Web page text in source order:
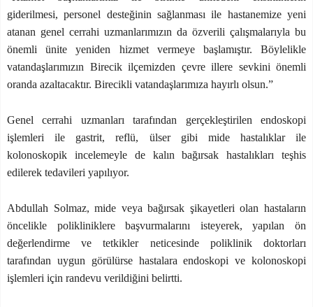
giderilmesi, personel desteğinin sağlanması ile hastanemize yeni
atanan genel cerrahi uzmanlarımızın da özverili çalışmalarıyla bu
önemli ünite yeniden hizmet vermeye başlamıştır. Böylelikle
vatandaşlarımızın Birecik ilçemizden çevre illere sevkini önemli
oranda azaltacaktır. Birecikli vatandaşlarımıza hayırlı olsun.”
Genel cerrahi uzmanları tarafından gerçekleştirilen endoskopi
işlemleri ile gastrit, reflü, ülser gibi mide hastalıklar ile
kolonoskopik incelemeyle de kalın bağırsak hastalıkları teşhis
edilerek tedavileri yapılıyor.
Abdullah Solmaz, mide veya bağırsak şikayetleri olan hastaların
öncelikle polikliniklere başvurmalarını isteyerek, yapılan ön
değerlendirme ve tetkikler neticesinde poliklinik doktorları
tarafından uygun görülürse hastalara endoskopi ve kolonoskopi
işlemleri için randevu verildiğini belirtti.